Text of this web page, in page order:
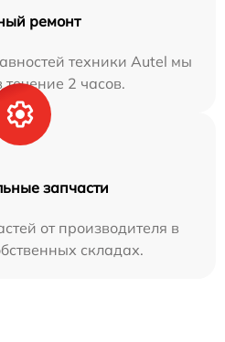
ремонт
техники Autel мы
течение 2 часов.
запчасти
от производителя в
складах.